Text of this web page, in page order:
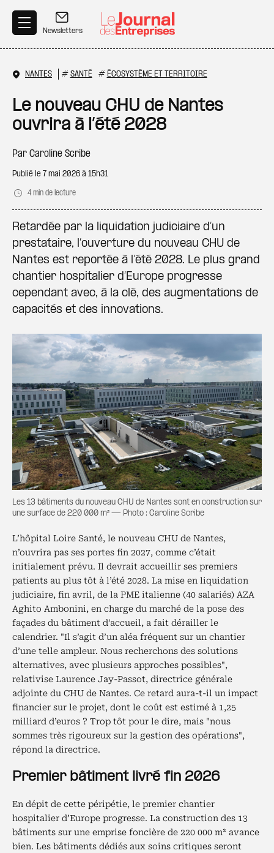
Newsletters
NANTES # SANTÉ # ÉCOSYSTÈME ET TERRITOIRE
Le nouveau CHU de Nantes
ouvrira à l’été 2028
Par Caroline Scribe
Publié le 7 mai 2026 à 15h31
4 min de lecture
Retardée par la liquidation judiciaire d’un
prestataire, l’ouverture du nouveau CHU de
Nantes est reportée à l’été 2028. Le plus grand
chantier hospitalier d’Europe progresse
cependant avec, à la clé, des augmentations de
capacités et des innovations.
Les 13 bâtiments du nouveau CHU de Nantes sont en construction sur
une surface de 220 000 m² — Photo : Caroline Scribe
L’hôpital Loire Santé, le nouveau CHU de Nantes,
n’ouvrira pas ses portes fin 2027, comme c’était
initialement prévu. Il devrait accueillir ses premiers
patients au plus tôt à l’été 2028. La mise en liquidation
judiciaire, fin avril, de la PME italienne (40 salariés) AZA
Aghito Ambonini, en charge du marché de la pose des
façades du bâtiment d’accueil, a fait dérailler le
calendrier. "Il s’agit d’un aléa fréquent sur un chantier
d’une telle ampleur. Nous recherchons des solutions
alternatives, avec plusieurs approches possibles",
relativise Laurence Jay-Passot, directrice générale
adjointe du CHU de Nantes. Ce retard aura-t-il un impact
financier sur le projet, dont le coût est estimé à 1,25
milliard d’euros ? Trop tôt pour le dire, mais "nous
sommes très rigoureux sur la gestion des opérations",
répond la directrice.
Premier bâtiment livré fin 2026
En dépit de cette péripétie, le premier chantier
hospitalier d’Europe progresse. La construction des 13
bâtiments sur une emprise foncière de 220 000 m² avance
bien. Les bâtiments dédiés aux soins critiques seront